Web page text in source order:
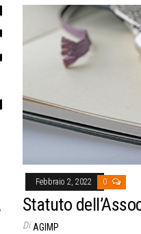
Febbraio 2, 2022 0
Statuto
Di AGIMP